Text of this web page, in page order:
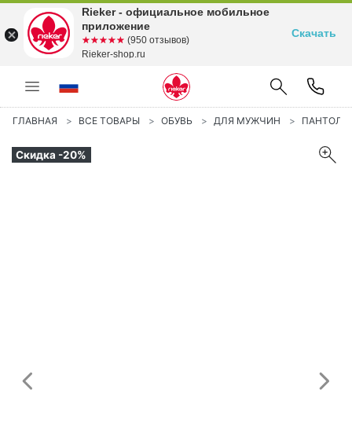
ГЛАВНАЯ ВСЕ ТОВАРЫ ОБУВЬ ДЛЯ МУЖЧИН
Скидка -20%
Предыдущий
Rieker - официальное мобильное
приложение
☆☆☆☆☆
★★★★★ (950 отзывов)
Rieker-shop.ru
Скачать